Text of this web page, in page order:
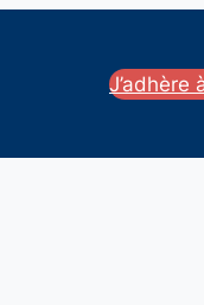
J’adhère